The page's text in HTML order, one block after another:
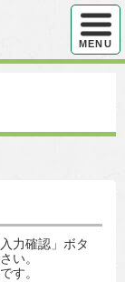
ハンバ
MENU
力確認」ボタ
い。
す。